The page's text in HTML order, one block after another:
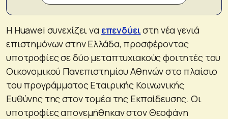
Η Huawei συνεχίζει να επενδύειστη νέα γενιά
επιστημόνων στην Ελλάδα, προσφέροντας
υποτροφίες σε δύο μεταπτυχιακούς φοιτητές του
Οικονομικού Πανεπιστημίου Αθηνών στο πλαίσιο
του προγράμματος Εταιρικής Κοινωνικής
Ευθύνης της στον τομέα της Εκπαίδευσης. Οι
υποτροφίες απονεμήθηκαν στον Θεοφάνη